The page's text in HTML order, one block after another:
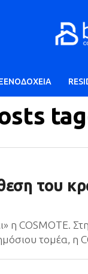
του
η COSMOTE.
τομέα, η